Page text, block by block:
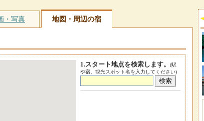
・写真 地図・周辺の宿
1.スタート地点を検索します。
(駅
や宿、観光スポット名を入力してください)